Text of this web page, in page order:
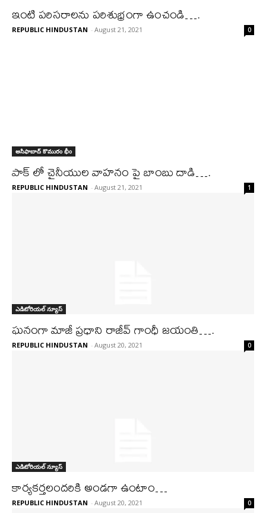
ఇంటి పరిసరాలను పరిశుభ్రంగా ఉంచండి….
REPUBLIC HINDUSTAN - August 21, 2021 0
అసిఫాబాద్ కొమురం భీం
పాక్ లో చైనీయుల వాహనం పై బాంబు దాడి….
REPUBLIC HINDUSTAN - August 21, 2021 1
ఎడిటోరియల్ న్యూస్
ఘనంగా మాజీ ప్రధాని రాజీవ్ గాంధీ జయంతి….
REPUBLIC HINDUSTAN - August 20, 2021 0
ఎడిటోరియల్ న్యూస్
కార్యకర్తలందరికి అండగా ఉంటాం…
REPUBLIC HINDUSTAN - August 20, 2021 0